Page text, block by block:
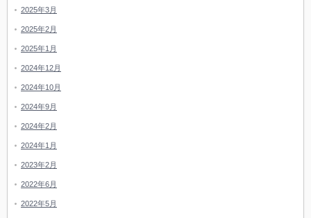
2025年3月
2025年2月
2025年1月
2024年12月
2024年10月
2024年9月
2024年2月
2024年1月
2023年2月
2022年6月
2022年5月